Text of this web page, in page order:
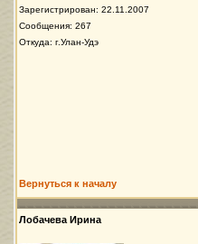
Зарегистрирован: 22.11.2007
Сообщения: 267
Откуда: г.Улан-Удэ
Вернуться к началу
Лобачева Ирина